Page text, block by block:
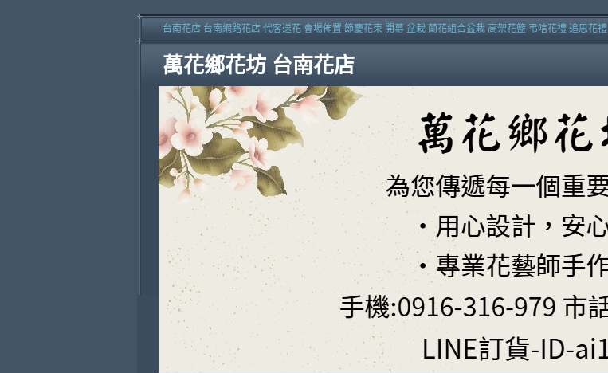
萬花鄉花坊 台南花店
台南花店 台南網路花店 代客送花 會場佈置 節慶花束 開幕 盆栽 蘭花組合盆栽 高架花籃 弔唁花禮 追思花禮